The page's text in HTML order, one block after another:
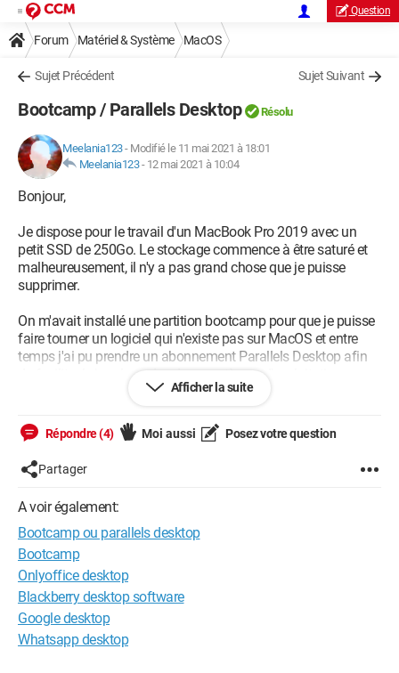
Question
Forum Matériel & Système MacOS
Sujet Précédent Sujet Suivant
Bootcamp / Parallels Desktop Résolu
Meelania123- Modifié le 11 mai 2021 à 18:01
Meelania123- 12 mai 2021 à 10:04
Bonjour,
Je dispose pour le travail d'un MacBook Pro 2019 avec un
petit SSD de 250Go. Le stockage commence à être saturé et
malheureusement, il n'y a pas grand chose que je puisse
supprimer.
On m'avait installé une partition bootcamp pour que je puisse
faire tourner un logiciel qui n'existe pas sur MacOS et entre
temps j'ai pu prendre un abonnement Parallels Desktop afin
de faciliter le jonglage des deux systèmes d'exploitation sans
passer par la case redémarrage qui me faisait perdre un
Vu que j'ai maintenant Parallels qui me permet de virtualiser
l'interface Windows, ma question est la suivante :
Est-ce que je peux supprimer la partition Bootcamp
(occupant quasi 50Go de stockage) et n'utiliser que Parallels
? Ou bien cette partition est-elle indispensable pour que le
virtualiseur fonctionne ?
Merci pour vos retours :)
M
Afficher la suite
Répondre (4) Moi aussi Posez votre question
Partager
A voir également:
Bootcamp ou parallels desktop
Bootcamp
Onlyoffice desktop
Blackberry desktop software
Google desktop
Whatsapp desktop